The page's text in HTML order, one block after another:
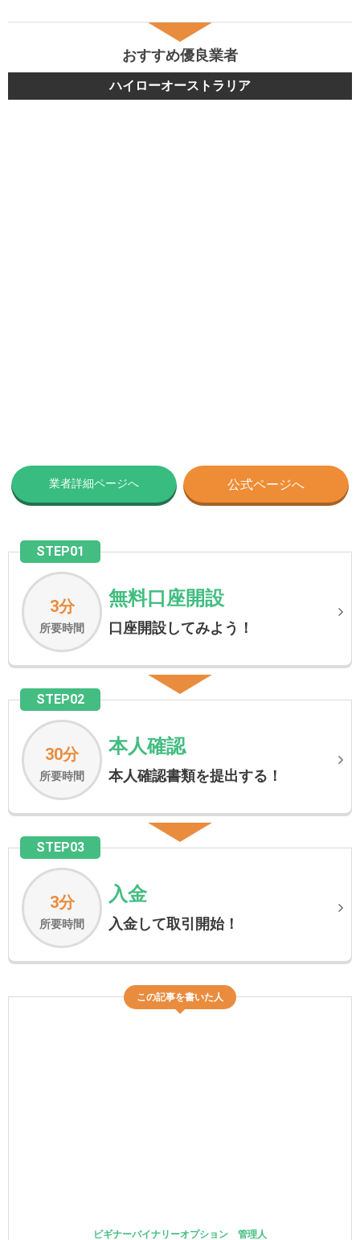
おすすめ優良業者
ハイローオーストラリア
業者詳細ページへ 公式ページへ
STEP01
3分
所要時間
無料口座開設
口座開設してみよう！
STEP02
30分
所要時間
本人確認
本人確認書類を提出する！
STEP03
3分
所要時間
入金
入金して取引開始！
この記事を書いた人
ビギナーバイナリーオプション 管理人